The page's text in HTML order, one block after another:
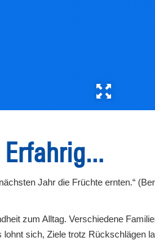
Jahr die Früchte ernten.“
zum Alltag. Verschiedene
sich, Ziele trotz Rückschlägen